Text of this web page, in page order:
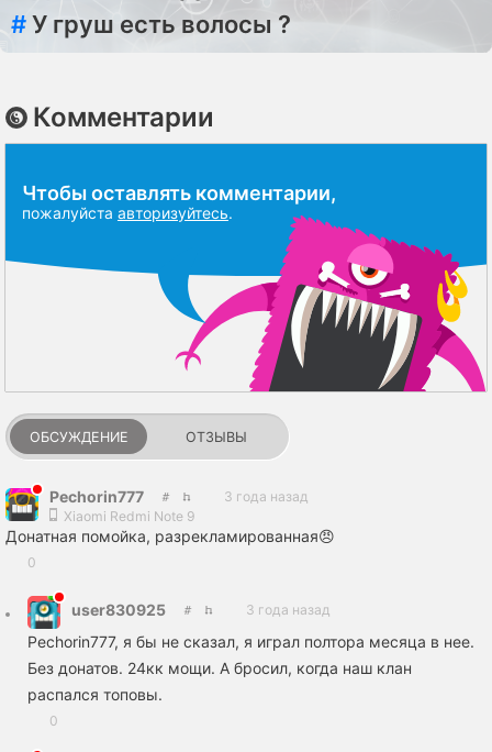
#У груш есть волосы ?
Комментарии
Чтобы оставлять комментарии,
пожалуйста авторизуйтесь.
ОБСУЖДЕНИЕ ОТЗЫВЫ
Pechorin777
3 года назад
Xiaomi Redmi Note 9
Донатная помойка, разрекламированная😠
0
user830925 3 года назад
Pechorin777, я бы не сказал, я играл полтора месяца в нее.
Без донатов. 24кк мощи. А бросил, когда наш клан
распался топовы.
0